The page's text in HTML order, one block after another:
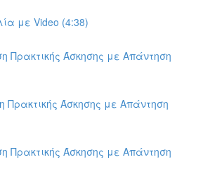
με Video (4:38)
Πρακτικής Άσκησης με Απάντηση
Πρακτικής Άσκησης με Απάντηση
Πρακτικής Άσκησης με Απάντηση